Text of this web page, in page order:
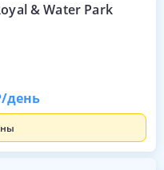
& Water Park
/день